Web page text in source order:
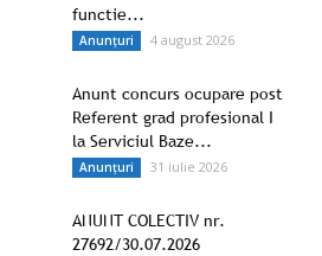
functie...
Anunțuri 4 august 2026
Anunt concurs ocupare post
Referent grad profesional I
la Serviciul Baze...
Anunțuri 31 iulie 2026
ANUNT COLECTIV nr.
27692/30.07.2026